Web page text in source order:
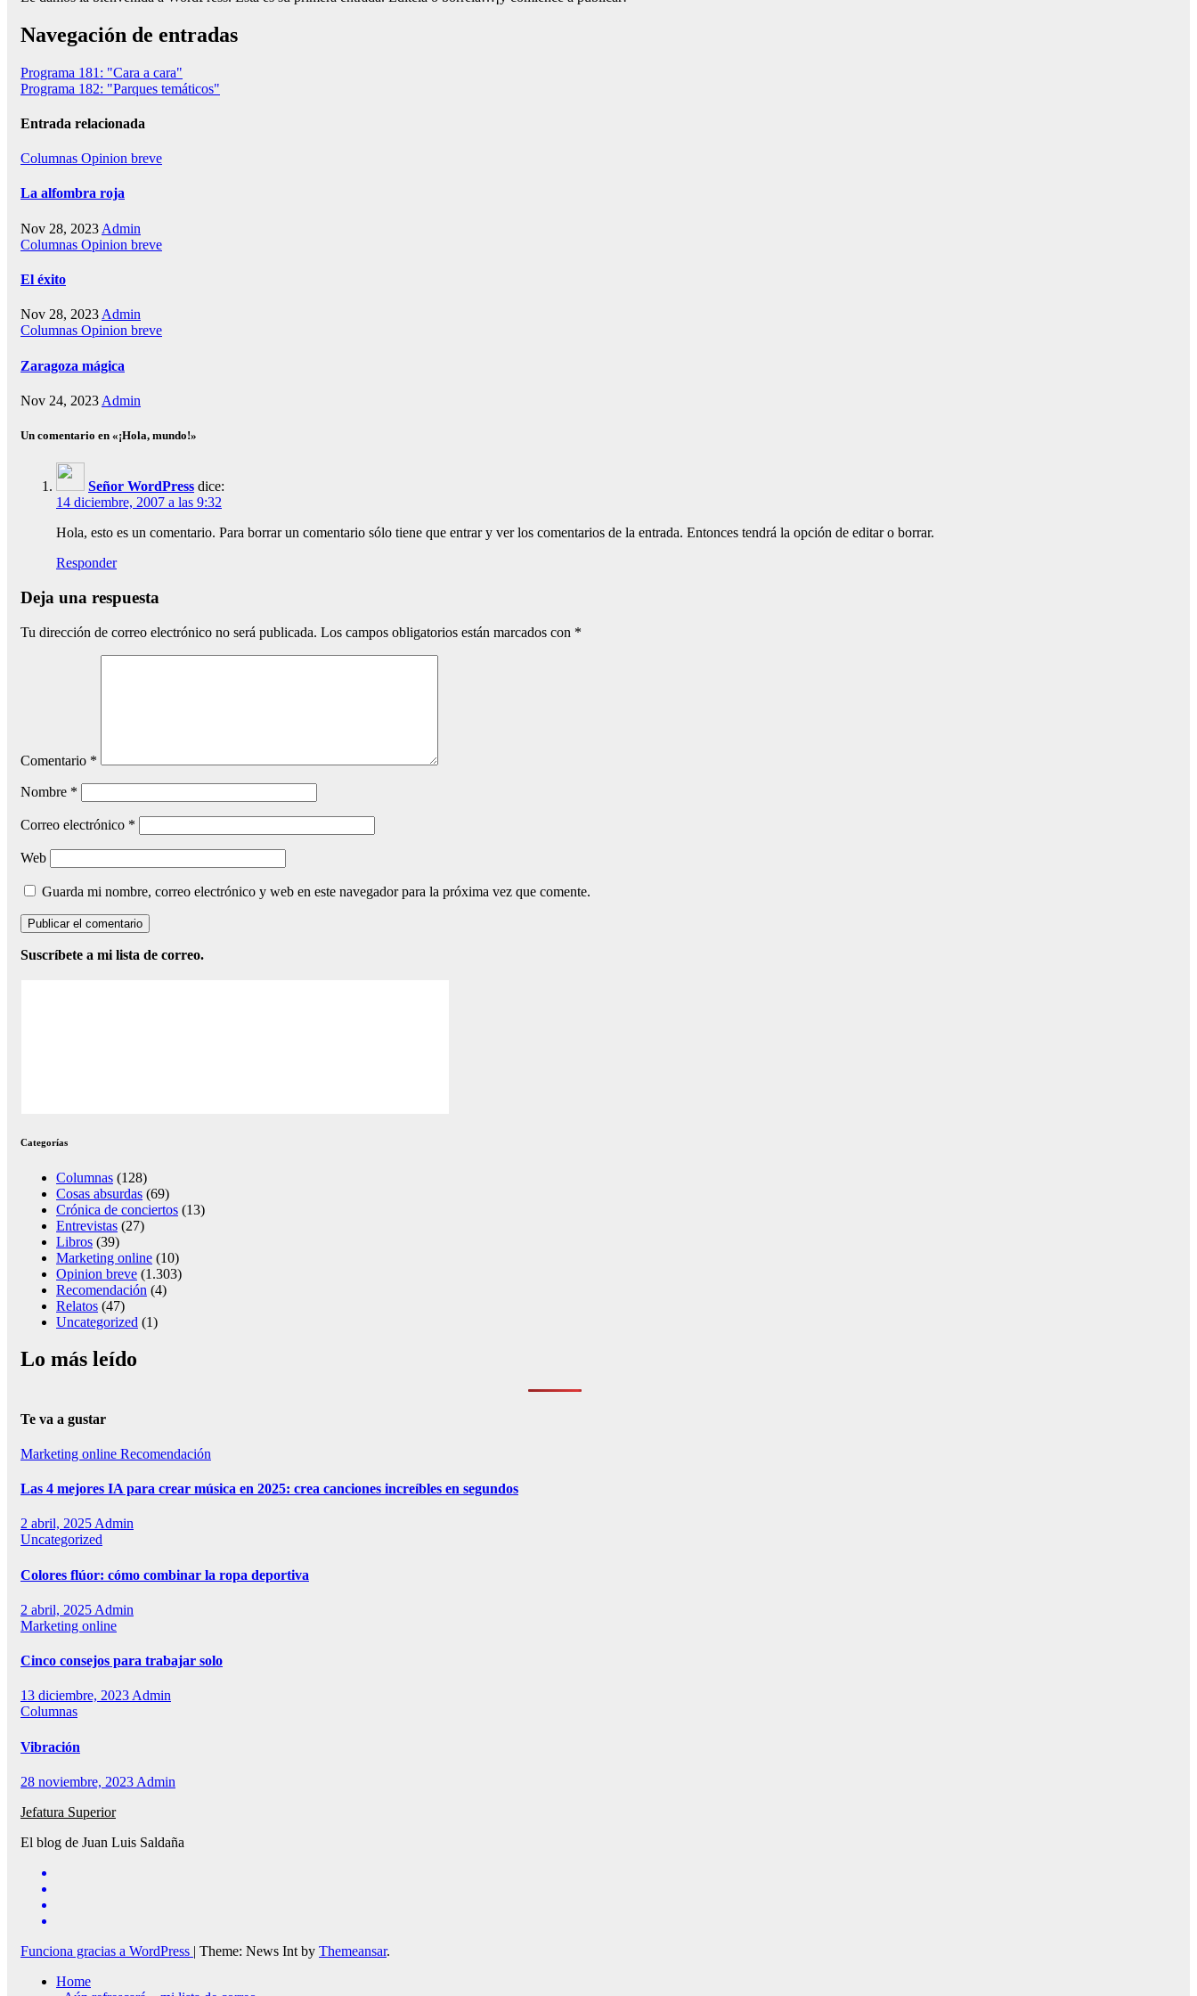
Navegación de entradas
Programa 181: "Cara a cara"
Programa 182: "Parques temáticos"
Entrada relacionada
Columnas Opinion breve
La alfombra roja
Nov 28, 2023 Admin
Columnas Opinion breve
El éxito
Nov 28, 2023 Admin
Columnas Opinion breve
Zaragoza mágica
Nov 24, 2023 Admin
Un comentario en «¡Hola, mundo!»
Señor WordPress dice:
14 diciembre, 2007 a las 9:32
Hola, esto es un comentario. Para borrar un comentario sólo tiene que entrar y ver los comentarios de la entrada. Entonces tendrá la opción de editar o borrar.
Responder
Deja una respuesta
Tu dirección de correo electrónico no será publicada. Los campos obligatorios están marcados con *
Comentario *
Nombre *
Correo electrónico *
Web
Guarda mi nombre, correo electrónico y web en este navegador para la próxima vez que comente.
Suscríbete a mi lista de correo.
Categorías
Columnas (128)
Cosas absurdas (69)
Crónica de conciertos (13)
Entrevistas (27)
Libros (39)
Marketing online (10)
Opinion breve (1.303)
Recomendación (4)
Relatos (47)
Uncategorized (1)
Lo más leído
Te va a gustar
Marketing online Recomendación
Las 4 mejores IA para crear música en 2025: crea canciones increíbles en segundos
2 abril, 2025Admin
Uncategorized
Colores flúor: cómo combinar la ropa deportiva
2 abril, 2025 Admin
Marketing online
Cinco consejos para trabajar solo
13 diciembre, 2023Admin
Columnas
Vibración
28 noviembre, 2023 Admin
Jefatura Superior
El blog de Juan Luis Saldaña
Funciona gracias a WordPress | Theme: News Int by Themeansar.
Home